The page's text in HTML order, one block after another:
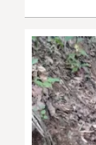
INSÓLITAS
MULTIMEDIA
IMPRESO